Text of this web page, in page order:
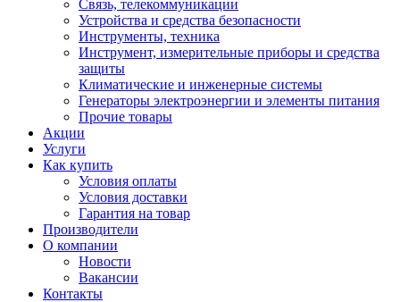
Связь, телекоммуникации
Устройства и средства безопасности
Инструменты, техника
Инструмент, измерительные приборы и средства
защиты
Климатические и инженерные системы
Генераторы электроэнергии и элементы питания
Прочие товары
Акции
Услуги
Как купить
Условия оплаты
Условия доставки
Гарантия на товар
Производители
О компании
Новости
Вакансии
Контакты